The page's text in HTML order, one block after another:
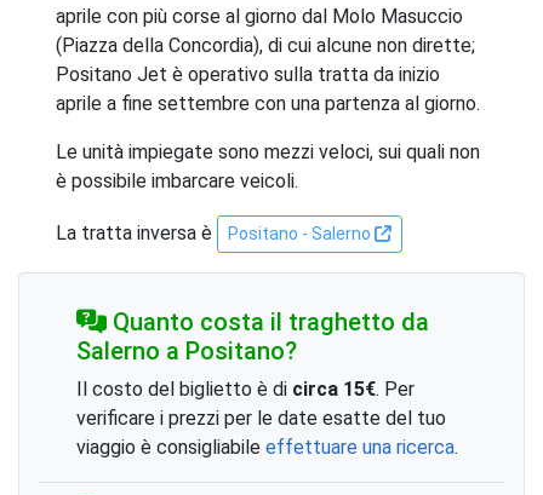
aprile con più corse al giorno dal Molo Masuccio
(Piazza della Concordia), di cui alcune non dirette;
Positano Jet è operativo sulla tratta da inizio
aprile a fine settembre con una partenza al giorno.
Le unità impiegate sono mezzi veloci, sui quali non
è possibile imbarcare veicoli.
La tratta inversa è Positano - Salerno
Quanto costa il traghetto da
Salerno a Positano?
Il costo del biglietto è di circa 15€. Per
verificare i prezzi per le date esatte del tuo
viaggio è consigliabile effettuare una ricerca.